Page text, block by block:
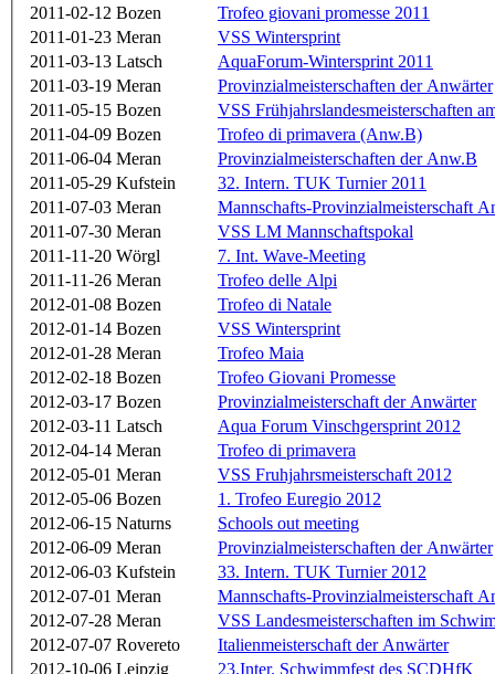
2011-02-12 Bozen
Trofeo giovani promesse 2011
2011-01-23 Meran
VSS Wintersprint
2011-03-13 Latsch
AquaForum-Wintersprint 2011
2011-03-19 Meran
Provinzialmeisterschaften der Anwärter
2011-05-15 Bozen
VSS Frühjahrslandesmeisterschaften
2011-04-09 Bozen
Trofeo di primavera (Anw.B)
2011-06-04 Meran
Provinzialmeisterschaften der Anw.B
2011-05-29 Kufstein
32. Intern. TUK Turnier 2011
2011-07-03 Meran
Mannschafts-Provinzialmeisterschaft
2011-07-30 Meran
VSS LM Mannschaftspokal
2011-11-20 Wörgl
7. Int. Wave-Meeting
2011-11-26 Meran
Trofeo delle Alpi
2012-01-08 Bozen
Trofeo di Natale
2012-01-14 Bozen
VSS Wintersprint
2012-01-28 Meran
Trofeo Maia
2012-02-18 Bozen
Trofeo Giovani Promesse
2012-03-17 Bozen
Provinzialmeisterschaft der Anwärter
2012-03-11 Latsch
Aqua Forum Vinschgersprint 2012
2012-04-14 Meran
Trofeo di primavera
2012-05-01 Meran
VSS Fruhjahrsmeisterschaft 2012
2012-05-06 Bozen
1. Trofeo Euregio 2012
2012-06-15 Naturns
Schools out meeting
2012-06-09 Meran
Provinzialmeisterschaften der Anwärter
2012-06-03 Kufstein
33. Intern. TUK Turnier 2012
2012-07-01 Meran
Mannschafts-Provinzialmeisterschaft
2012-07-28 Meran
VSS Landesmeisterschaften im
2012-07-07 Rovereto
Italienmeisterschaft der Anwärter
2012-10-06 Leipzig 23.Inter. Schwimmfest des SCDHfK